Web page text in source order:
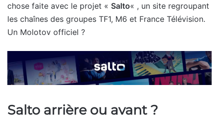
chose faite avec le projet « Salto« , un site regroupant
les chaînes des groupes TF1, M6 et France Télévision.
Un Molotov officiel ?
Salto arrière ou avant ?